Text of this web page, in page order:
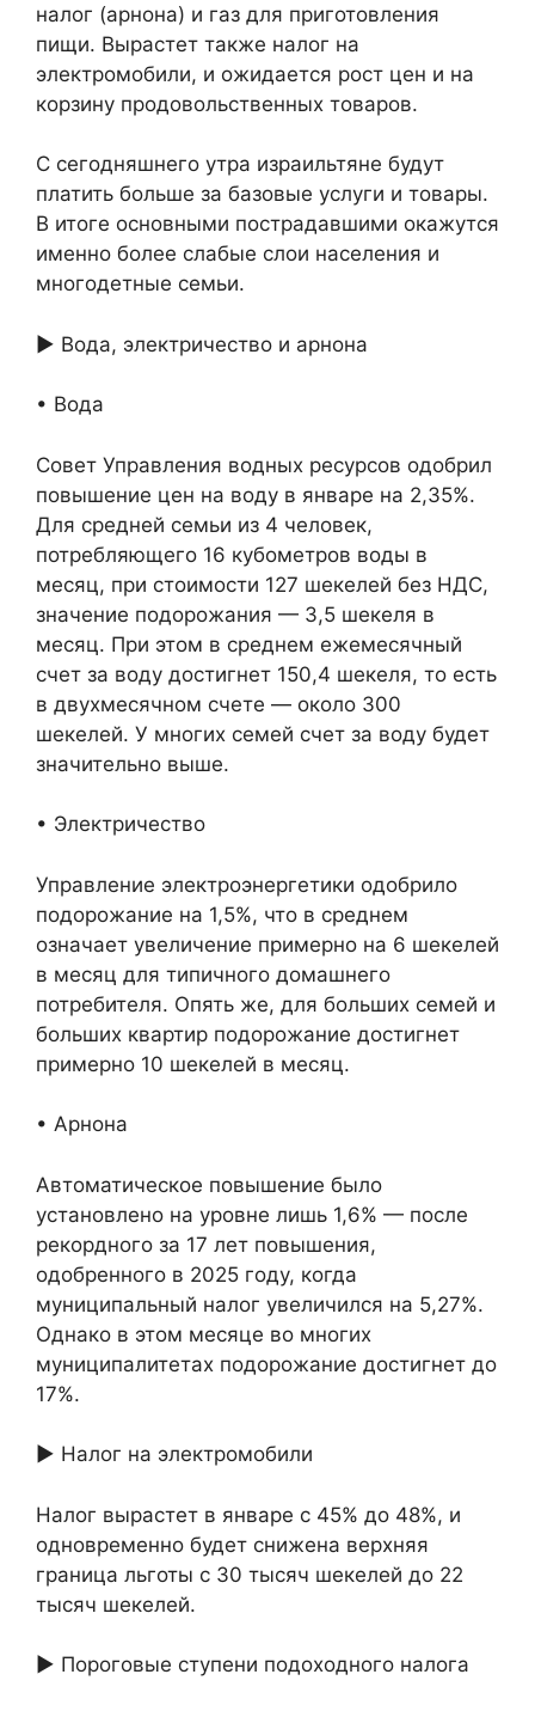
налог (арнона) и газ для приготовления
пищи. Вырастет также налог на
электромобили, и ожидается рост цен и на
корзину продовольственных товаров.
С сегодняшнего утра израильтяне будут
платить больше за базовые услуги и товары.
В итоге основными пострадавшими окажутся
именно более слабые слои населения и
многодетные семьи.
► Вода, электричество и арнона
• Вода
Совет Управления водных ресурсов одобрил
повышение цен на воду в январе на 2,35%.
Для средней семьи из 4 человек,
потребляющего 16 кубометров воды в
месяц, при стоимости 127 шекелей без НДС,
значение подорожания — 3,5 шекеля в
месяц. При этом в среднем ежемесячный
счет за воду достигнет 150,4 шекеля, то есть
в двухмесячном счете — около 300
шекелей. У многих семей счет за воду будет
значительно выше.
• Электричество
Управление электроэнергетики одобрило
подорожание на 1,5%, что в среднем
означает увеличение примерно на 6 шекелей
в месяц для типичного домашнего
потребителя. Опять же, для больших семей и
больших квартир подорожание достигнет
примерно 10 шекелей в месяц.
• Арнона
Автоматическое повышение было
установлено на уровне лишь 1,6% — после
рекордного за 17 лет повышения,
одобренного в 2025 году, когда
муниципальный налог увеличился на 5,27%.
Однако в этом месяце во многих
муниципалитетах подорожание достигнет до
17%.
► Налог на электромобили
Налог вырастет в январе с 45% до 48%, и
одновременно будет снижена верхняя
граница льготы с 30 тысяч шекелей до 22
тысяч шекелей.
► Пороговые ступени подоходного налога